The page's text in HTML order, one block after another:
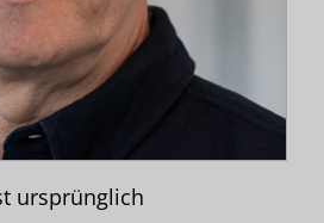
ursprünglich